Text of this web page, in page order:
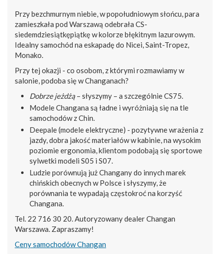
Przy bezchmurnym niebie, w popołudniowym słońcu, para
zamieszkała pod Warszawą odebrała CS-
siedemdziesiątkępiątkę w kolorze błękitnym lazurowym.
Idealny samochód na eskapadę do Nicei, Saint-Tropez,
Monako.
Przy tej okazji - co osobom, z którymi rozmawiamy w
salonie, podoba się w Changanach?
Dobrze jeżdżą – słyszymy – a szczególnie CS75.
Modele Changana są ładne i wyróżniają się na tle
samochodów z Chin.
Deepale (modele elektryczne) - pozytywne wrażenia z
jazdy, dobra jakość materiałów w kabinie, na wysokim
poziomie ergonomia, klientom podobają się sportowe
sylwetki modeli S05 i S07.
Ludzie porównują już Changany do innych marek
chińskich obecnych w Polsce i słyszymy, że
porównania te wypadają częstokroć na korzyść
Changana.
Tel. 22 716 30 20. Autoryzowany dealer Changan
Warszawa. Zapraszamy!
Ceny samochodów Changan